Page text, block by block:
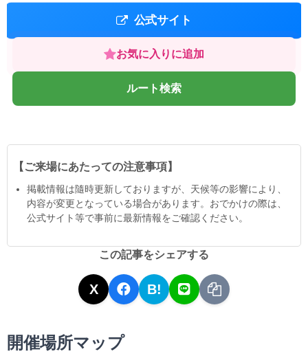
公式サイト
お気に入りに追加
ルート検索
【ご来場にあたっての注意事項】
掲載情報は隨時更新しておりますが、天候等の影響により、
内容が変更となっている場合があります。おでかけの際は、
公式サイト等で事前に最新情報をご確認ください。
この記事をシェアする
X B!
開催場所マップ